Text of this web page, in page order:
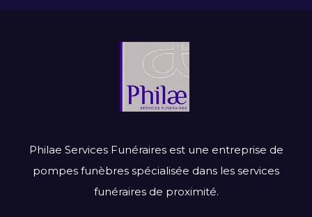
Philae Services Funéraires est une entreprise de
pompes funèbres spécialisée dans les services
funéraires de proximité.